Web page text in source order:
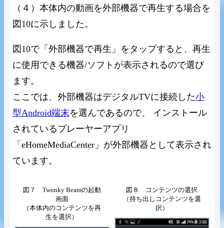
（４）本体内の動画を外部機器で再生する場合を
図10に示しました。
図10で「外部機器で再生」をタップすると、再生
に使用できる機器/ソフトが表示されるので選び
ます。
ここでは、外部機器はデジタルTVに接続した小
型Android端末を選んであるので、 インストール
されているプレーヤーアプリ
「eHomeMediaCenter」が外部機器として表示され
ています。
図７ Twonky Beamの起動
画面
（本体内のコンテンツを再
生を選択）
図８ コンテンツの選択
（持ち出しコンテンツを選
択）